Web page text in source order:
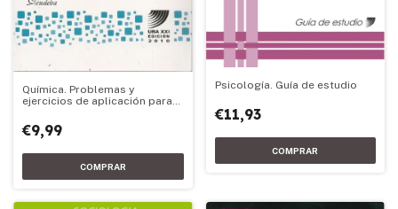
Química. Problemas y
ejercicios de aplicación para
€9,99
Psicología. Guía de estudio
€11,93